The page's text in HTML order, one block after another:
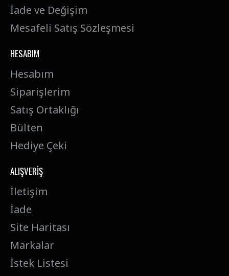
İade ve Değişim
Mesafeli Satış Sözleşmesi
HESABIM
Hesabım
Siparişlerim
Satış Ortaklığı
Bülten
Hediye Çeki
ALIŞVERIŞ
İletişim
İade
Site Haritası
Markalar
İstek Listesi